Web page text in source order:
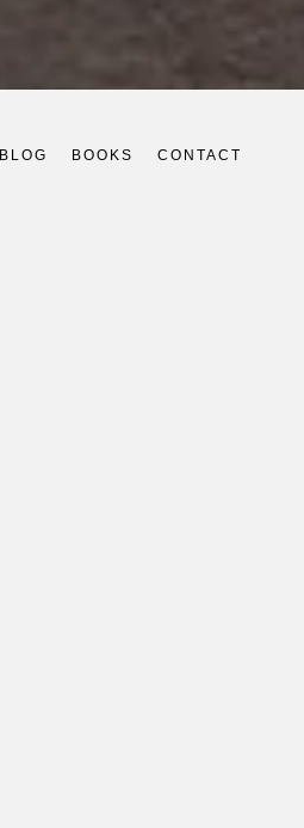
BLOG BOOKS CONTACT